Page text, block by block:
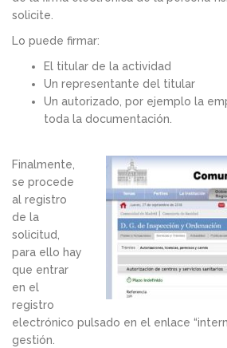
solicite.
Lo puede firmar:
El titular de la actividad
Un representante del titular
Un autorizado, por ejemplo la
toda la documentación.
Finalmente,
se procede
al registro
de la
solicitud,
para ello hay
que entrar
en el
registro
electrónico pulsado en el enlace
gestión.